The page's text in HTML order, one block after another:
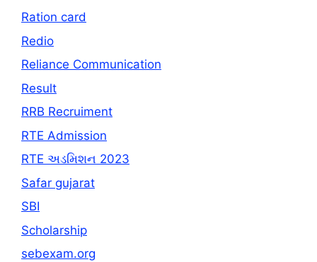
Ration card
Redio
Reliance Communication
Result
RRB Recruiment
RTE Admission
RTE અડમિશન 2023
Safar gujarat
SBI
Scholarship
sebexam.org